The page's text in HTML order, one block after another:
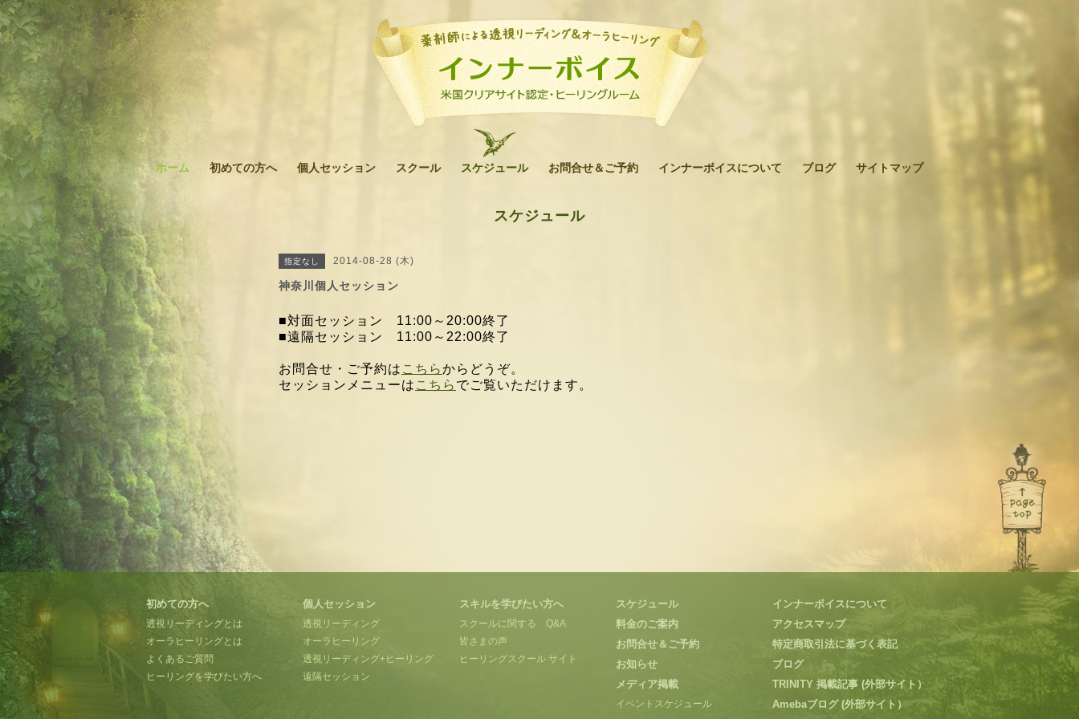
ホーム 初めての方へ 個人セッション スクール スケジュール お問合せ＆ご予約 インナーボイスについて ブログ サイトマップ
スケジュール
指定なし 2014-08-28 (木)
神奈川個人セッション
■対面セッション 11:00～20:00終了
■遠隔セッション 11:00～22:00終了
お問合せ・ご予約は こちらからどうぞ。
セッションメニューは こちら でご覧いただけます。
初めての方へ
透視リーディングとは
オーラヒーリングとは
よくあるご質問
ヒーリングを学びたい方へ
個人セッション
透視リーディング
オーラヒーリング
透視リーディング+ヒーリング
遠隔セッション
スキルを学びたい方へ
スクールに関する Q&A
皆さまの声
ヒーリングスクール サイト
スケジュール
料金のご案内
お問合せ＆ご予約
お知らせ
メディア掲載
イベントスケジュール
インナーボイスについて
アクセスマップ
特定商取引法に基づく表記
ブログ
TRINITY 掲載記事 (外部サイト）
Amebaブログ (外部サイト）